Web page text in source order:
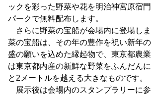
ックを彩った野菜や花を明治神宮原宿
パークで無料配布します。
さらに野菜の宝船が会場内に登場し
菜の宝船は、その年の豊作を祝い新年
盛の願いを込めた縁起物で、東京都農
は東京都内産の新鮮な野菜をふんだん
と2メートルを越える大きなものです。
展示後は会場内のスタンプラリーに